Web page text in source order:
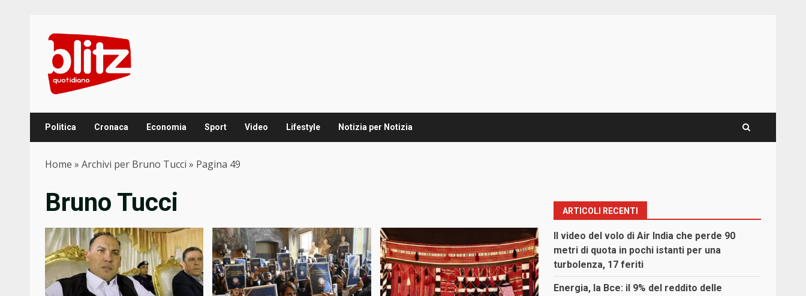
content
Politica Cronaca Economia Sport Video Lifestyle Notizia per Notizia
Home » Archivi per Bruno Tucci » Pagina 49
Bruno Tucci ARTICOLI RECENTI
Il video del volo di Air India che perde 90
metri di quota in pochi istanti per una
turbolenza, 17 feriti
Energia, la Bce: il 9% del reddito delle